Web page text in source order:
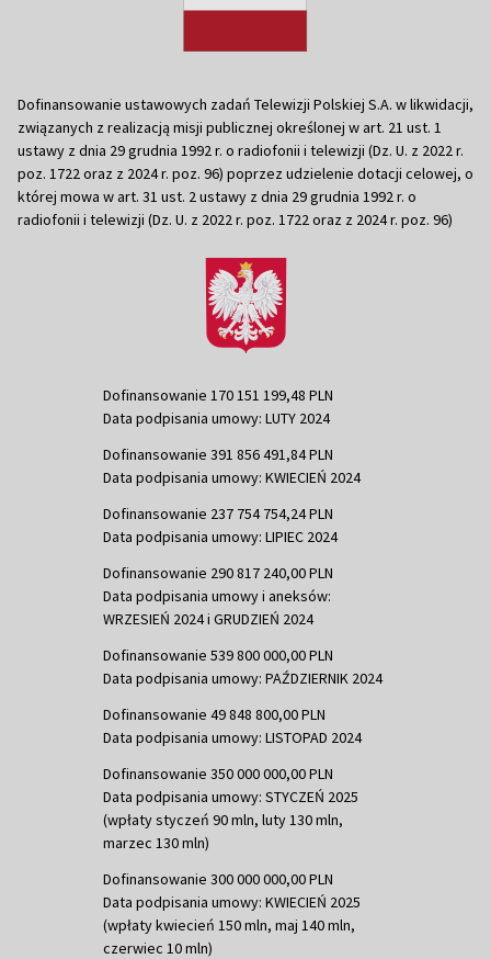
Dofinansowanie ustawowych zadań Telewizji Polskiej S.A. w likwidacji,
związanych z realizacją misji publicznej określonej w art. 21 ust. 1
ustawy z dnia 29 grudnia 1992 r. o radiofonii i telewizji (Dz. U. z 2022 r.
poz. 1722 oraz z 2024 r. poz. 96) poprzez udzielenie dotacji celowej, o
której mowa w art. 31 ust. 2 ustawy z dnia 29 grudnia 1992 r. o
radiofonii i telewizji (Dz. U. z 2022 r. poz. 1722 oraz z 2024 r. poz. 96)
Dofinansowanie 170 151 199,48 PLN
Data podpisania umowy: LUTY 2024
Dofinansowanie 391 856 491,84 PLN
Data podpisania umowy: KWIECIEŃ 2024
Dofinansowanie 237 754 754,24 PLN
Data podpisania umowy: LIPIEC 2024
Dofinansowanie 290 817 240,00 PLN
Data podpisania umowy i aneksów:
WRZESIEŃ 2024 i GRUDZIEŃ 2024
Dofinansowanie 539 800 000,00 PLN
Data podpisania umowy: PAŹDZIERNIK 2024
Dofinansowanie 49 848 800,00 PLN
Data podpisania umowy: LISTOPAD 2024
Dofinansowanie 350 000 000,00 PLN
Data podpisania umowy: STYCZEŃ 2025
(wpłaty styczeń 90 mln, luty 130 mln,
marzec 130 mln)
Dofinansowanie 300 000 000,00 PLN
Data podpisania umowy: KWIECIEŃ 2025
(wpłaty kwiecień 150 mln, maj 140 mln,
czerwiec 10 mln)